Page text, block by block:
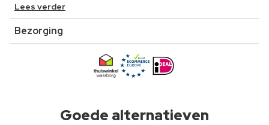
Lees verder
Bezorging
Goede alternatieven